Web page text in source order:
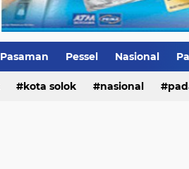
Pasaman Pessel Nasional
Kab.Solok
kota solok nasional